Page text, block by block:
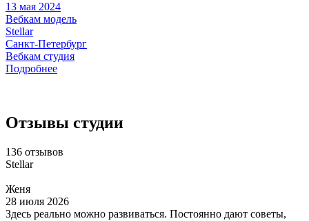
13 мая 2024
Вебкам модель
Stellar
Санкт-Петербург
Вебкам студия
Подробнее
Отзывы студии
136 отзывов
Stellar
Женя
28 июля 2026
Здесь реально можно развиваться. Постоянно дают советы,